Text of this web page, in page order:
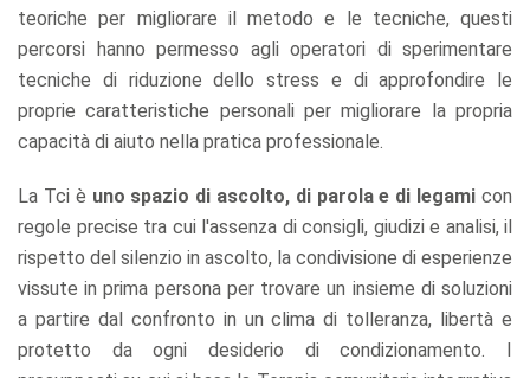
teoriche per migliorare il metodo e le tecniche, questi
percorsi hanno permesso agli operatori di sperimentare
tecniche di riduzione dello stress e di approfondire le
proprie caratteristiche personali per migliorare la propria
capacità di aiuto nella pratica professionale.
La Tci è uno spazio di ascolto, di parola e di legami con
regole precise tra cui l'assenza di consigli, giudizi e analisi, il
rispetto del silenzio in ascolto, la condivisione di esperienze
vissute in prima persona per trovare un insieme di soluzioni
a partire dal confronto in un clima di tolleranza, libertà e
protetto da ogni desiderio di condizionamento. I